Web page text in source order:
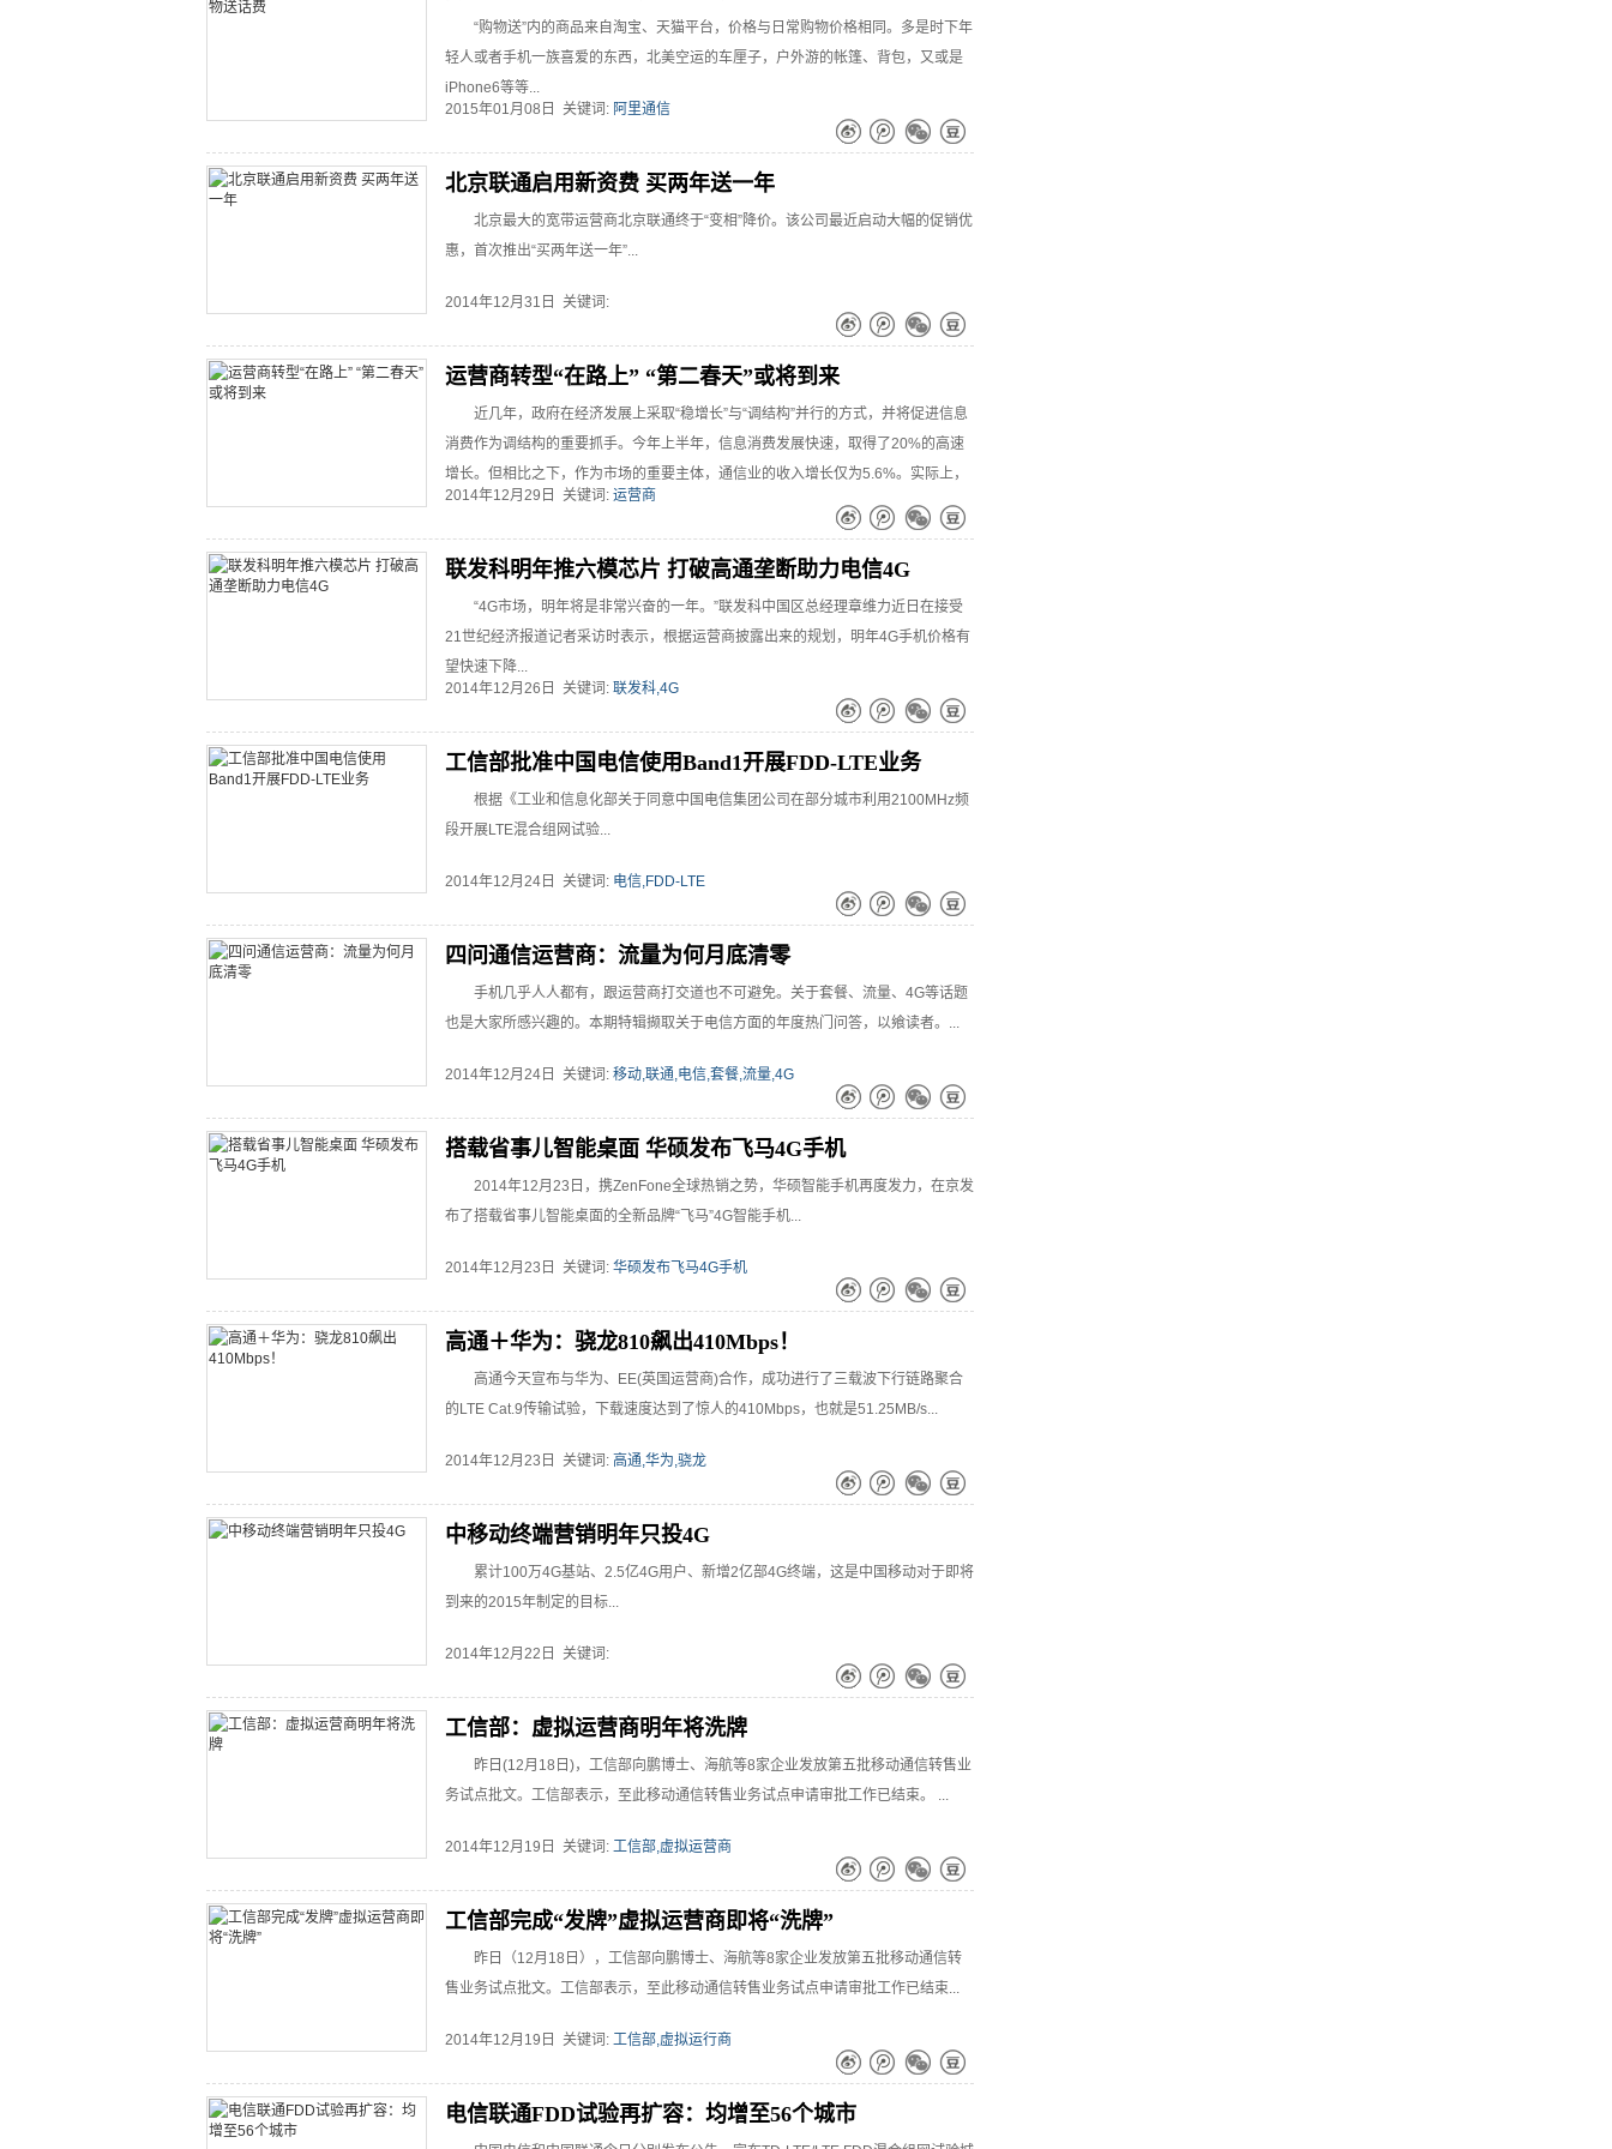
“购物送”内的商品来自淘宝、天猫平台，价格与日常购物价格相同。多是时下年
轻人或者手机一族喜爱的东西，北美空运的车厘子，户外游的帐篷、背包，又或是
iPhone6等等...
2015年01月08日 关键词: 阿里通信
北京联通启用新资费 买两年送一年
北京最大的宽带运营商北京联通终于“变相”降价。该公司最近启动大幅的促销优
惠，首次推出“买两年送一年”...
2014年12月31日 关键词:
运营商转型“在路上” “第二春天”或将到来
近几年，政府在经济发展上采取“稳增长”与“调结构”并行的方式，并将促进信息
消费作为调结构的重要抓手。今年上半年，信息消费发展快速，取得了20%的高速
增长。但相比之下，作为市场的重要主体，通信业的收入增长仅为5.6%。实际上，
电信行业这一增量不增收的情况早在十年前就开始出现，而后越来越趋于严重。与
此同时，运营商受到来自新兴互联网公司的OTT业务的冲击，利润日趋摊薄，有“被
管道化”的趋势。内忧外患，穷则思变，运营商的转型迫在眉睫。转型问题是老生常
2014年12月29日 关键词: 运营商
联发科明年推六模芯片 打破高通垄断助力电信4G
“4G市场，明年将是非常兴奋的一年。”联发科中国区总经理章维力近日在接受
21世纪经济报道记者采访时表示，根据运营商披露出来的规划，明年4G手机价格有
望快速下降...
2014年12月26日 关键词: 联发科,4G
工信部批准中国电信使用Band1开展FDD-LTE业务
根据《工业和信息化部关于同意中国电信集团公司在部分城市利用2100MHz频
段开展LTE混合组网试验...
2014年12月24日 关键词: 电信,FDD-LTE
四问通信运营商：流量为何月底清零
手机几乎人人都有，跟运营商打交道也不可避免。关于套餐、流量、4G等话题
也是大家所感兴趣的。本期特辑撷取关于电信方面的年度热门问答，以飨读者。...
2014年12月24日 关键词: 移动,联通,电信,套餐,流量,4G
搭载省事儿智能桌面 华硕发布飞马4G手机
2014年12月23日，携ZenFone全球热销之势，华硕智能手机再度发力，在京发
布了搭载省事儿智能桌面的全新品牌“飞马”4G智能手机...
2014年12月23日 关键词: 华硕发布飞马4G手机
高通＋华为：骁龙810飙出410Mbps！
高通今天宣布与华为、EE(英国运营商)合作，成功进行了三载波下行链路聚合
的LTE Cat.9传输试验，下载速度达到了惊人的410Mbps，也就是51.25MB/s...
2014年12月23日 关键词: 高通,华为,骁龙
中移动终端营销明年只投4G
累计100万4G基站、2.5亿4G用户、新增2亿部4G终端，这是中国移动对于即将
到来的2015年制定的目标...
2014年12月22日 关键词:
工信部：虚拟运营商明年将洗牌
昨日(12月18日)，工信部向鹏博士、海航等8家企业发放第五批移动通信转售业
务试点批文。工信部表示，至此移动通信转售业务试点申请审批工作已结束。 ...
2014年12月19日 关键词: 工信部,虚拟运营商
工信部完成“发牌”虚拟运营商即将“洗牌”
昨日（12月18日），工信部向鹏博士、海航等8家企业发放第五批移动通信转
售业务试点批文。工信部表示，至此移动通信转售业务试点申请审批工作已结束...
2014年12月19日 关键词: 工信部,虚拟运行商
电信联通FDD试验再扩容：均增至56个城市